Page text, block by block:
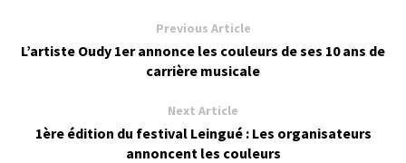
Previous Article
L’artiste Oudy 1er annonce les couleurs de ses 10 ans de
carrière musicale
Next Article
1ère édition du festival Leingué : Les organisateurs
annoncent les couleurs